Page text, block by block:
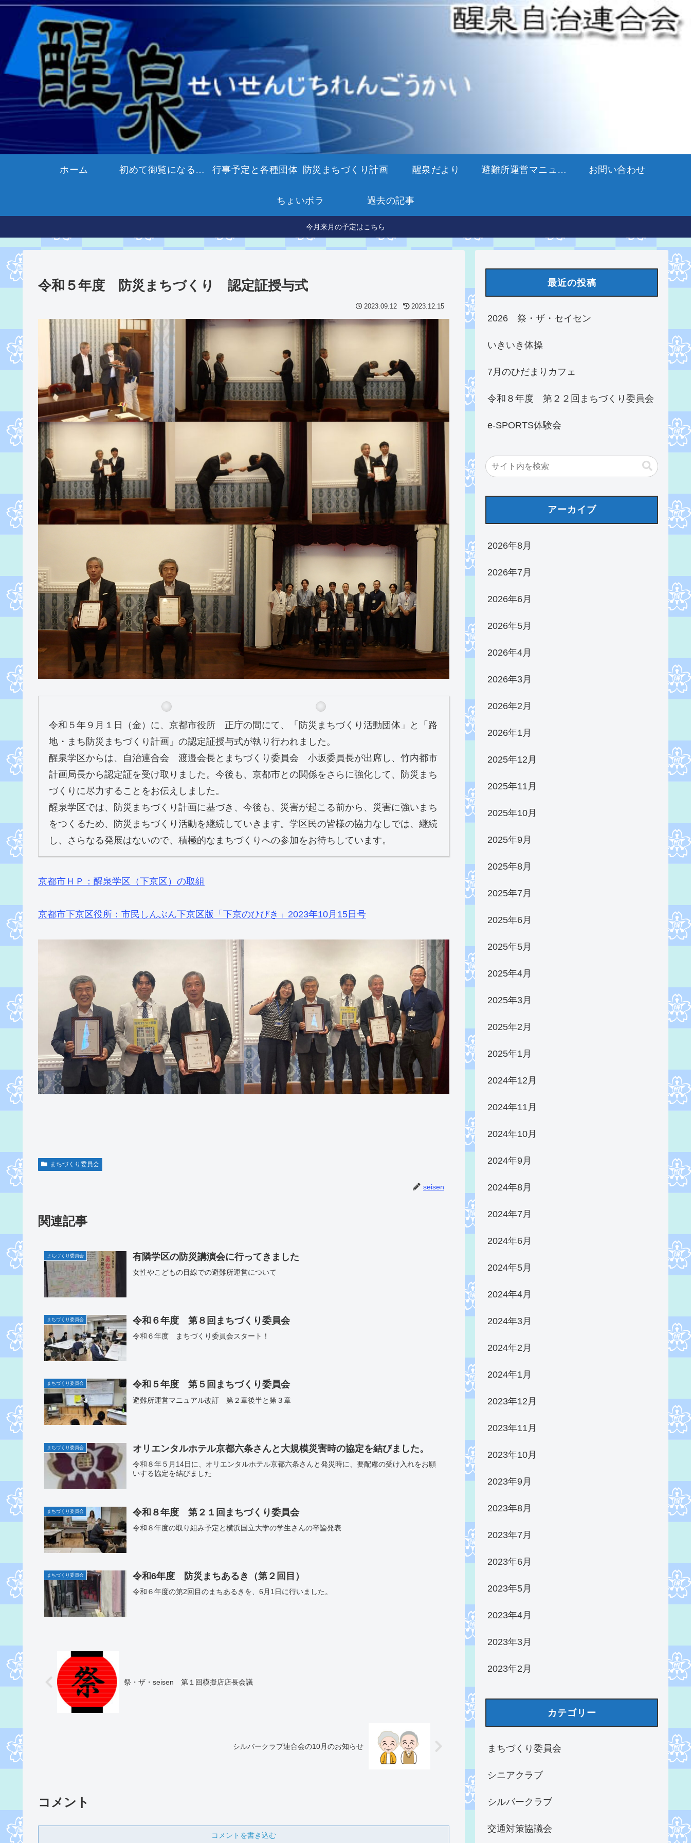
ホーム 初めて御覧になる方へ 行事予定と各種団体 防災まちづくり計画 醒泉だより 避難所運営マニュアル お問い合わせ
ちょいボラ 過去の記事
今月来月の予定はこちら
令和５年度 防災まちづくり 認定証授与式
2023.09.12 2023.12.15
令和５年９月１日（金）に、京都市役所 正庁の間にて、「防災まちづくり活動団体」と「路
地・まち防災まちづくり計画」の認定証授与式が執り行われました。
醒泉学区からは、自治連合会 渡邉会長とまちづくり委員会 小坂委員長が出席し、竹内都市
計画局長から認定証を受け取りました。今後も、京都市との関係をさらに強化して、防災まち
づくりに尽力することをお伝えしました。
醒泉学区では、防災まちづくり計画に基づき、今後も、災害が起こる前から、災害に強いまち
をつくるため、防災まちづくり活動を継続していきます。学区民の皆様の協力なしでは、継続
し、さらなる発展はないので、積極的なまちづくりへの参加をお待ちしています。
京都市ＨＰ：醒泉学区（下京区）の取組
京都市下京区役所：市民しんぶん下京区版「下京のひびき」2023年10月15日号
まちづくり委員会
seisen
関連記事
まちづくり委員会 有隣学区の防災講演会に行ってきました
女性やこどもの目線での避難所運営について
まちづくり委員会 令和６年度 第８回まちづくり委員会
令和６年度 まちづくり委員会スタート！
まちづくり委員会 令和５年度 第５回まちづくり委員会
避難所運営マニュアル改訂 第２章後半と第３章
まちづくり委員会 オリエンタルホテル京都六条さんと大規模災害時の協定を結びました。
令和８年５月14日に、オリエンタルホテル京都六条さんと発災時に、要配慮の受け入れをお願
いする協定を結びました
まちづくり委員会 令和８年度 第２１回まちづくり委員会
令和８年度の取り組み予定と横浜国立大学の学生さんの卒論発表
まちづくり委員会 令和6年度 防災まちあるき（第２回目）
令和６年度の第2回目のまちあるきを、6月1日に行いました。
祭・ザ・seisen 第１回模擬店店長会議
シルバークラブ連合会の10月のお知らせ
コメント
コメントを書き込む
最近の投稿
2026 祭・ザ・セイセン
いきいき体操
7月のひだまりカフェ
令和８年度 第２２回まちづくり委員会
e-SPORTS体験会
アーカイブ
2026年8月
2026年7月
2026年6月
2026年5月
2026年4月
2026年3月
2026年2月
2026年1月
2025年12月
2025年11月
2025年10月
2025年9月
2025年8月
2025年7月
2025年6月
2025年5月
2025年4月
2025年3月
2025年2月
2025年1月
2024年12月
2024年11月
2024年10月
2024年9月
2024年8月
2024年7月
2024年6月
2024年5月
2024年4月
2024年3月
2024年2月
2024年1月
2023年12月
2023年11月
2023年10月
2023年9月
2023年8月
2023年7月
2023年6月
2023年5月
2023年4月
2023年3月
2023年2月
カテゴリー
まちづくり委員会
シニアクラブ
シルバークラブ
交通対策協議会